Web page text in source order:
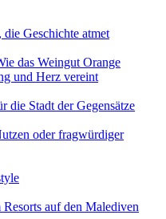
Geschichte atmet
das Weingut Orange
und Herz vereint
Stadt der Gegensätze
oder fragwürdiger
auf den Malediven